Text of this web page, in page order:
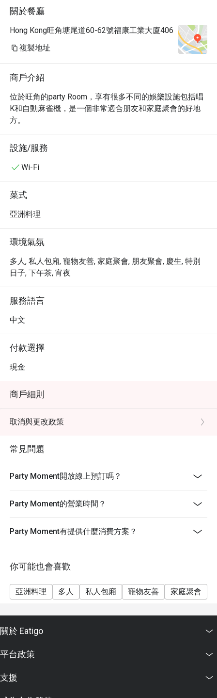
關於餐廳
Hong Kong旺角塘尾道60-62號福康工業大廈406
複製地址
商戶介紹
位於旺角的party Room，享有很多不同的娛樂設施包括唱
K和自動麻雀機，是一個非常適合朋友和家庭聚會的好地
方。
設施/服務
Wi-Fi
菜式
亞洲料理
環境氣氛
多人, 私人包廂, 寵物友善, 家庭聚會, 朋友聚會, 慶生, 特別
日子, 下午茶, 宵夜
服務語言
中文
付款選擇
現金
商戶細則
取消與更改政策
常見問題
Party Moment開放線上預訂嗎？
Party Moment的營業時間？
Party Moment有提供什麼消費方案？
你可能也會喜歡
亞洲料理 多人 私人包廂 寵物友善 家庭聚會
關於 Eatigo
平台政策
支援